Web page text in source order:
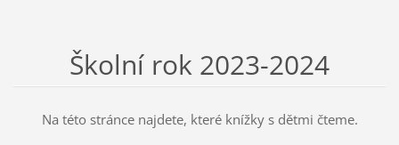
Školní rok 2023-2024
Na této stránce najdete, které knížky s dětmi čteme.